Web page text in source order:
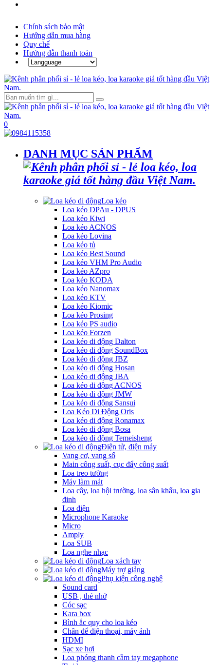
Chính sách bảo mật
Hướng dẫn mua hàng
Quy chế
Hướng dẫn thanh toán
0
DANH MỤC SẢN PHẨM
Loa kéo
Loa kéo DPAu - DPUS
Loa kéo Kiwi
Loa kéo ACNOS
Loa kéo Lovina
Loa kéo tủ
Loa kéo Best Sound
Loa kéo VHM Pro Audio
Loa kéo AZpro
Loa kéo KODA
Loa kéo Nanomax
Loa kéo KTV
Loa kéo Kiomic
Loa kéo Prosing
Loa kéo PS audio
Loa kéo Forzen
Loa kéo di động Dalton
Loa kéo di động SoundBox
Loa kéo di động JBZ
Loa kéo di động Hosan
Loa kéo di động JBA
Loa kéo di động ACNOS
Loa kéo di động JMW
Loa kéo di động Sansui
Loa Kéo Di Động Oris
Loa kéo di động Ronamax
Loa kéo di động Bosa
Loa kéo di động Temeisheng
Điện tử, điện máy
Vang cơ, vang số
Main công suất, cục đẩy công suất
Loa treo tường
Máy làm mát
Loa cây, loa hội trường, loa sân khấu, loa gia
đinh
Loa điện
Microphone Karaoke
Micro
Amply
Loa SUB
Loa nghe nhạc
Loa xách tay
Máy trợ giảng
Phụ kiện công nghệ
Sound card
USB , thẻ nhớ
Cóc sạc
Kara box
Bình ắc quy cho loa kéo
Chân để điện thoại, máy ảnh
HDMI
Sạc xe hơi
Loa phóng thanh cầm tay megaphone